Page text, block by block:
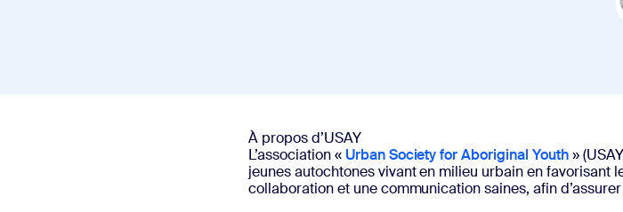
À propos d’USAY
L’association « Urban Society for Aboriginal Youth»
jeunes autochtones vivant en milieu urbain en favorisant
collaboration et une communication saines, afin